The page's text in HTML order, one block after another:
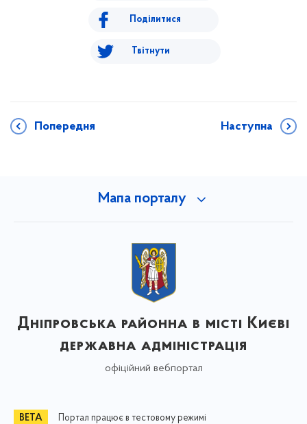
Поділитися
Твітнути
Попередня Наступна
Мапа порталу
Дніпровська районна в місті Києві
державна адміністрація
офіційний вебпортал
Портал працює в тестовому режимі